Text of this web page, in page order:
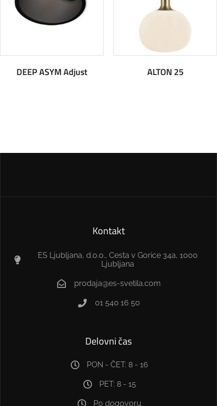
DEEP ASYM Adjust ALTON 25
Kontakt
ES Ljubljana, d.o.o., Cesta v Gorice 34a, 1000
Ljubljana
prodaja@es-svetila.com
01 540 16 50
Delovni čas
PON - ČET: 8 - 16
PET: 8 - 15
Po dogovoru